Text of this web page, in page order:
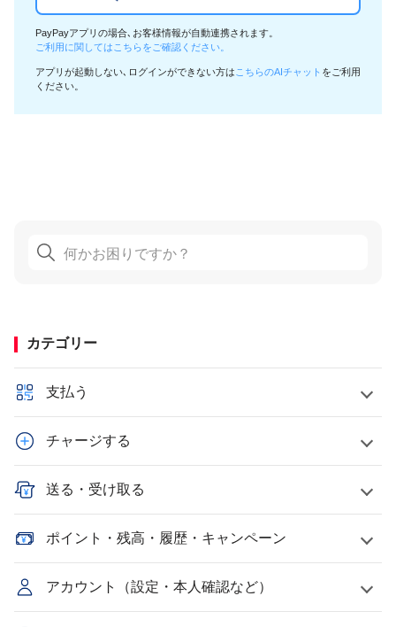
PayPayアプリの場合､お客様情報が自動連携されます。
ご利用に関してはこちらをご確認ください。
アプリが起動しない､ログインができない方は こちらのAIチャット をご利用
ください。
カテゴリー
支払う
チャージする
送る・受け取る
ポイント・残高・履歴・キャンペーン
アカウント（設定・本人確認など）